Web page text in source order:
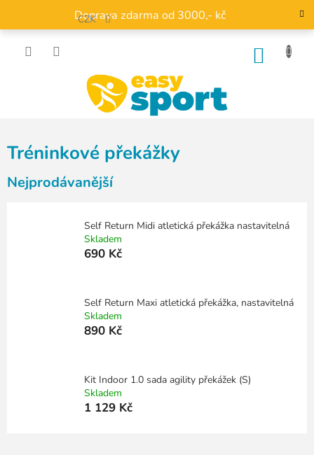
obsah
Doprava zdarma od 3000,- kč
CZK
Tréninkové překážky
Nejprodávanější
Self Return Midi atletická překážka nastavitelná
Skladem
690 Kč
Self Return Maxi atletická překážka, nastavitelná
Skladem
890 Kč
Kit Indoor 1.0 sada agility překážek (S)
Skladem
1 129 Kč